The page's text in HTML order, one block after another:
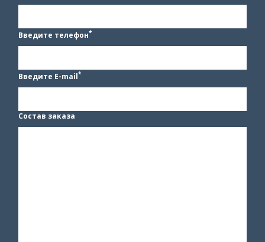
Введите телефон*
Введите E-mail*
Состав заказа